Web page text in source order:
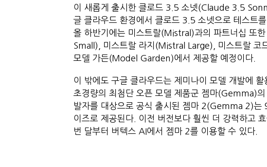
이 새롭게 출시한 클로드 3.5 소넷(Claude 3.5
글 클라우드 환경에서 클로드 3.5 소넷으로 테스트
올 하반기에는 미스트랄(Mistral)과의 파트너십 또
Small), 미스트랄 라지(Mistral Large), 미스트랄
모델 가든(Model Garden)에서 제공할 예정이다.
이 밖에도 구글 클라우드는 제미나이 모델 개발에
초경량의 최첨단 오픈 모델 제품군 젬마(Gemma)
발자를 대상으로 공식 출시된 젬마 2(Gemma 2)
이즈로 제공된다. 이전 버전보다 훨씬 더 강력하고
번 달부터 버텍스 AI에서 젬마 2를 이용할 수 있다.